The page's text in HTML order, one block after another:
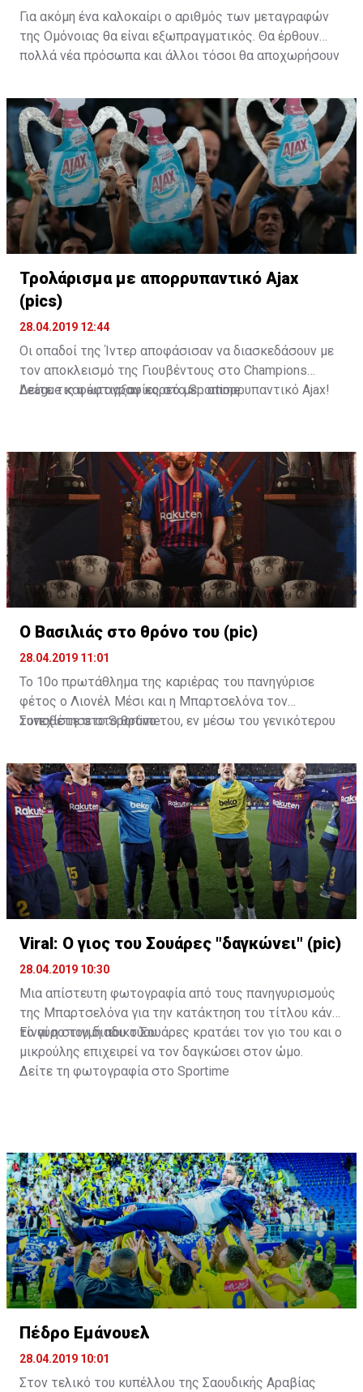
Για ακόμη ένα καλοκαίρι ο αριθμός των μεταγραφών
της Ομόνοιας θα είναι εξωπραγματικός. Θα έρθουν
πολλά νέα πρόσωπα και άλλοι τόσοι θα αποχωρήσουν
Τρολάρισμα με απορρυπαντικό Ajax
(pics)
28.04.2019 12:44
Οι οπαδοί της Ίντερ αποφάσισαν να διασκεδάσουν με
τον αποκλεισμό της Γιουβέντους στο Champions
League και έφτιαξαν κορεό με... απορρυπαντικό Ajax!
Δείτε τις φωτογραφίες στοSportime
Ο Βασιλιάς στο θρόνο του (pic)
28.04.2019 11:01
Το 10ο πρωτάθλημα της καριέρας του πανηγύρισε
φέτος ο Λιονέλ Μέσι και η Μπαρτσελόνα τον
τοποθέτησε στο θρόνο του, εν μέσω του γενικότερου
Συνεχίστε στοSportime
Viral: Ο γιος του Σουάρες "δαγκώνει" (pic)
28.04.2019 10:30
Μια απίστευτη φωτογραφία από τους πανηγυρισμούς
της Μπαρτσελόνα για την κατάκτηση του τίτλου κάνει
το γύρο του διαδικτύου.
Είναι η στιγμή που ο Σουάρες κρατάει τον γιο του και ο
μικρούλης επιχειρεί να τον δαγκώσει στον ώμο.
Δείτε τη φωτογραφία στο Sportime
Πέδρο Εμάνουελ
28.04.2019 10:01
Στον τελικό του κυπέλλου της Σαουδικής Αραβίας